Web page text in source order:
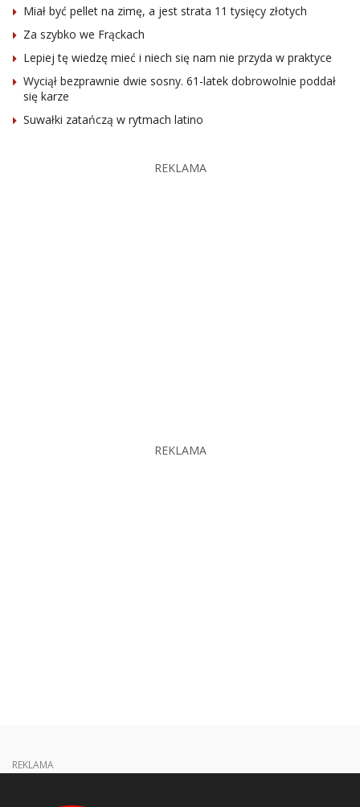
Miał być pellet na zimę, a jest strata 11 tysięcy złotych
Za szybko we Frąckach
Lepiej tę wiedzę mieć i niech się nam nie przyda w praktyce
Wyciął bezprawnie dwie sosny. 61-latek dobrowolnie poddał
się karze
Suwałki zatańczą w rytmach latino
REKLAMA
REKLAMA
REKLAMA